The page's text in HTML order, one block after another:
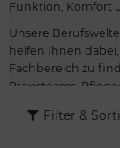
Funktion, Komfort
Unsere
helfen Ihnen
Fachbereich zu
Praxisteams,
Filter &